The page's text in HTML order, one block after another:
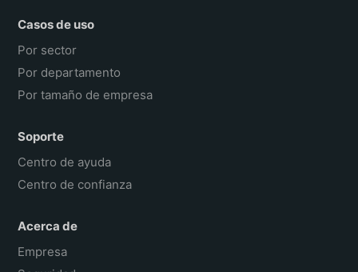
Casos de uso
Por sector
Por departamento
Por tamaño de empresa
Soporte
Centro de ayuda
Centro de confianza
Acerca de
Empresa